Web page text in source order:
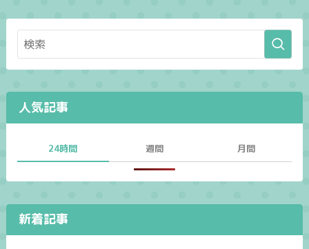
人気記事
24時間 週間 月間
新着記事